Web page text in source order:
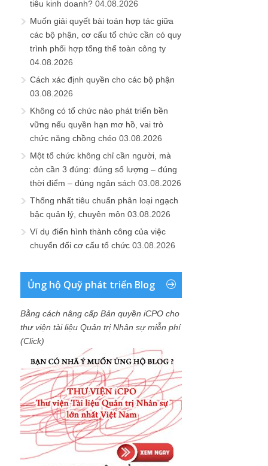
tiêu kinh doanh? 04.08.2026
Muốn giải quyết bài toán hợp tác giữa
các bộ phận, cơ cấu tổ chức cần có quy
trình phối hợp tổng thể toàn công ty
04.08.2026
Cách xác định quyền cho các bộ phận
03.08.2026
Không có tổ chức nào phát triển bền
vững nếu quyền hạn mơ hồ, vai trò
chức năng chồng chéo 03.08.2026
Một tổ chức không chỉ cần người, mà
còn cần 3 đúng: đúng số lượng – đúng
thời điểm – đúng ngân sách 03.08.2026
Thống nhất tiêu chuẩn phân loại ngạch
bậc quản lý, chuyên môn 03.08.2026
Ví dụ điển hình thành công của việc
chuyển đổi cơ cấu tổ chức 03.08.2026
Ủng hộ Quỹ phát triển Blog
Bằng cách nâng cấp Bản quyền iCPO cho
thư viện tài liệu Quản trị Nhân sự miễn phí
(Click)